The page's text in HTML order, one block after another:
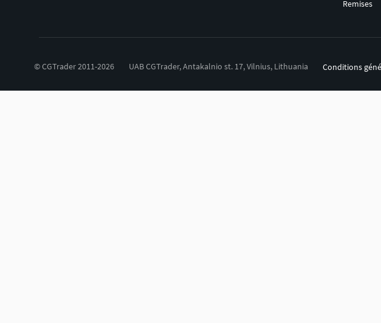
Remises
© CGTrader 2011-2026 UAB CGTrader, Antakalnio st. 17, Vilnius, Lithuania Conditions